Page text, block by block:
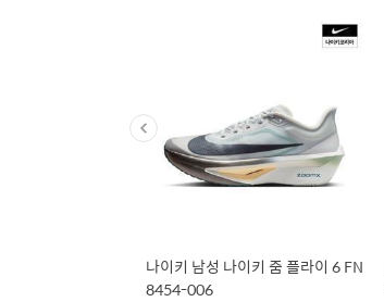
나이키 남성 나이키 줌 플라이 6 FN
8454-006